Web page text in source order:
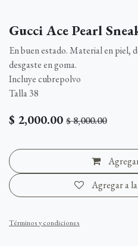
Gucci Ace Pearl
En buen estado. Material en piel,
desgaste en goma.
Incluye cubrepolvo
Talla 38
$ 2,000.00 $8,000.00
Agregar a
Términos y condiciones